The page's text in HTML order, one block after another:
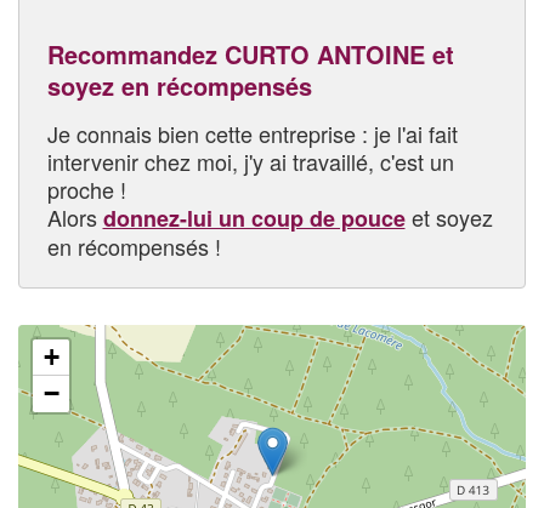
Recommandez CURTO ANTOINE et
soyez en récompensés
Je connais bien cette entreprise : je l'ai fait
intervenir chez moi, j'y ai travaillé, c'est un
proche !
Alorsdonnez-lui un coup de pouceet soyez
en récompensés !
+
−